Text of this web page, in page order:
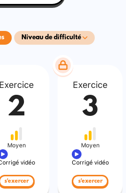
Niveau de difficulté
Exercice
2
Moyen
vidéo
s'exercer
Exercice
3
Moyen
Corrigé vidéo
s'exercer